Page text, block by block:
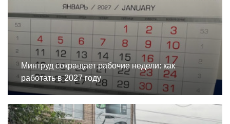
Минтруд сокращает рабочие недели: как
работать в 2027 году